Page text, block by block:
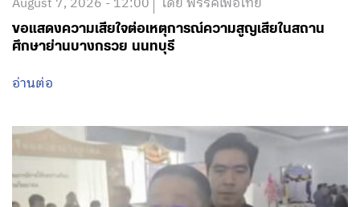
ขอแสดงความเสียใจต่อเหตุการณ์ความสูญเสียในสถาน
ศึกษาย่านบางกรวย นนทบุรี
อ่านต่อ